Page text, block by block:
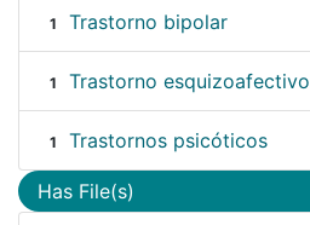
1 Trastorno bipolar
1 Trastorno esquizoafectivo
1 Trastornos psicóticos
Has File(s)